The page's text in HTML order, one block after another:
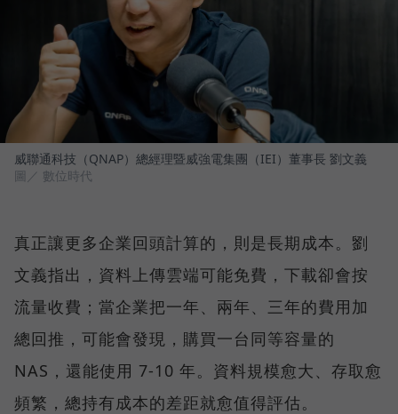
威聯通科技（QNAP）總經理暨威強電集團（IEI）董事長 劉文義
圖／ 數位時代
真正讓更多企業回頭計算的，則是長期成本。劉
文義指出，資料上傳雲端可能免費，下載卻會按
流量收費；當企業把一年、兩年、三年的費用加
總回推，可能會發現，購買一台同等容量的
NAS，還能使用 7-10 年。資料規模愈大、存取愈
頻繁，總持有成本的差距就愈值得評估。